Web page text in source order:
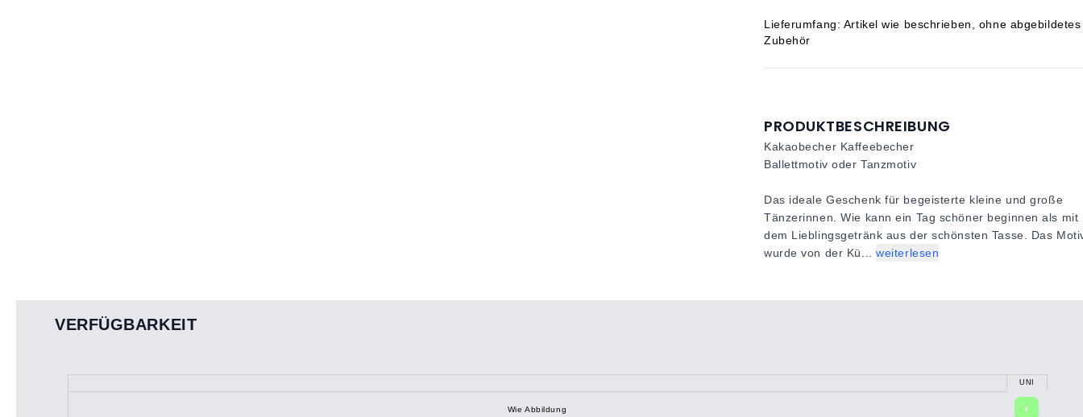
Lieferumfang: Artikel wie beschrieben, ohne abgebildetes
Zubehör
PRODUKTBESCHREIBUNG
Kakaobecher Kaffeebecher
Ballettmotiv oder Tanzmotiv
Das ideale Geschenk für begeisterte kleine und große
Tänzerinnen. Wie kann ein Tag schöner beginnen als mit
dem Lieblingsgetränk aus der schönsten Tasse. Das
wurde von der Kü...weiterlesen
VERFÜGBARKEIT
UNI
Wie Abbildung 4